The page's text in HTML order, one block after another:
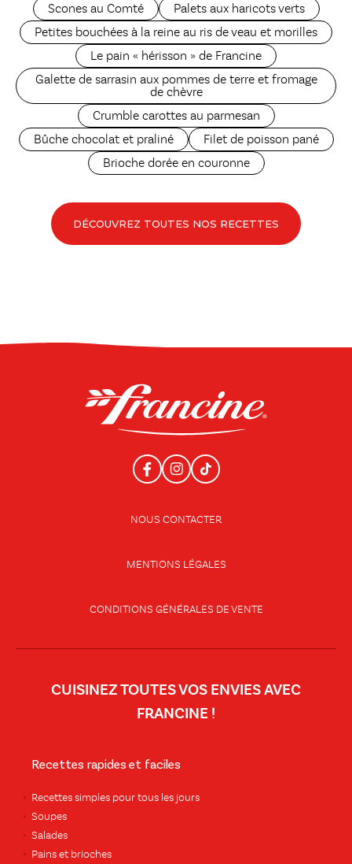
Scones au Comté
Palets aux haricots verts
Petites bouchées à la reine au ris de veau et morilles
Le pain « hérisson » de Francine
Galette de sarrasin aux pommes de terre et fromage
de chèvre
Crumble carottes au parmesan
Bûche chocolat et praliné
Filet de poisson pané
Brioche dorée en couronne
DÉCOUVREZ TOUTES NOS RECETTES
NOUS CONTACTER
MENTIONS LÉGALES
CONDITIONS GÉNÉRALES DE VENTE
CUISINEZ TOUTES VOS ENVIES AVEC
FRANCINE !
Recettes rapides et faciles
Recettes simples pour tous les jours
Soupes
Salades
Pains et brioches